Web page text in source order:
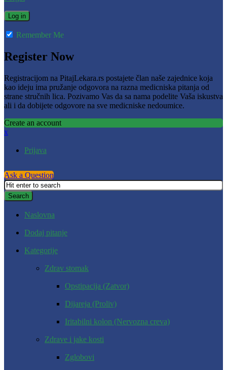
Remember Me
Register Now
Registracijom na PitajLekara.rs postajete član naše zajednice koja
kao ideju ima pružanje odgovora na razna medicniska pitanja od
strane stručnih lica. Pozivamo Vas da sa nama podelite Vaša iskustva
ali i da dobijete odgovore na sve medicniske nedoumice.
Create an account
x
Prijava
Ask a Question
Naslovna
Dodaj pitanje
Kategorije
Zdrav stomak
Opstipacija (Zatvor)
Dijareja (Proliv)
Iritabilni kolon (Nervozna creva)
Zdrave i jake kosti
Zglobovi